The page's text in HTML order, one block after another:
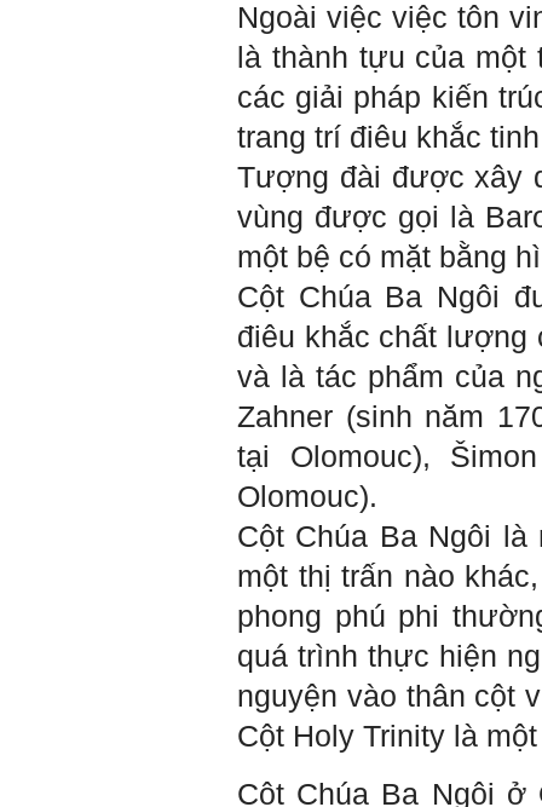
Ngoài việc việc tôn
là thành tựu của
các giải pháp kiến
trang trí điêu khắc
Tượng đài được xây
vùng được gọi là
một bệ có mặt bằng
Cột Chúa Ba Ngôi
điêu khắc chất lượng
và là tác phẩm của
Zahner (sinh năm
tại Olomouc),
Olomouc).
Cột Chúa Ba Ngôi
một thị trấn nào
phong phú phi
quá trình thực hiện
nguyện vào thân cột
Cột Holy Trinity là
Cột Chúa Ba Ngôi ở